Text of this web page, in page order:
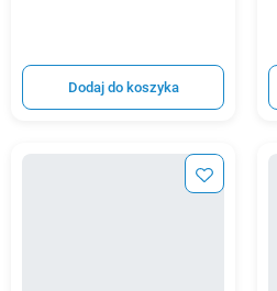
Dodaj do koszyka